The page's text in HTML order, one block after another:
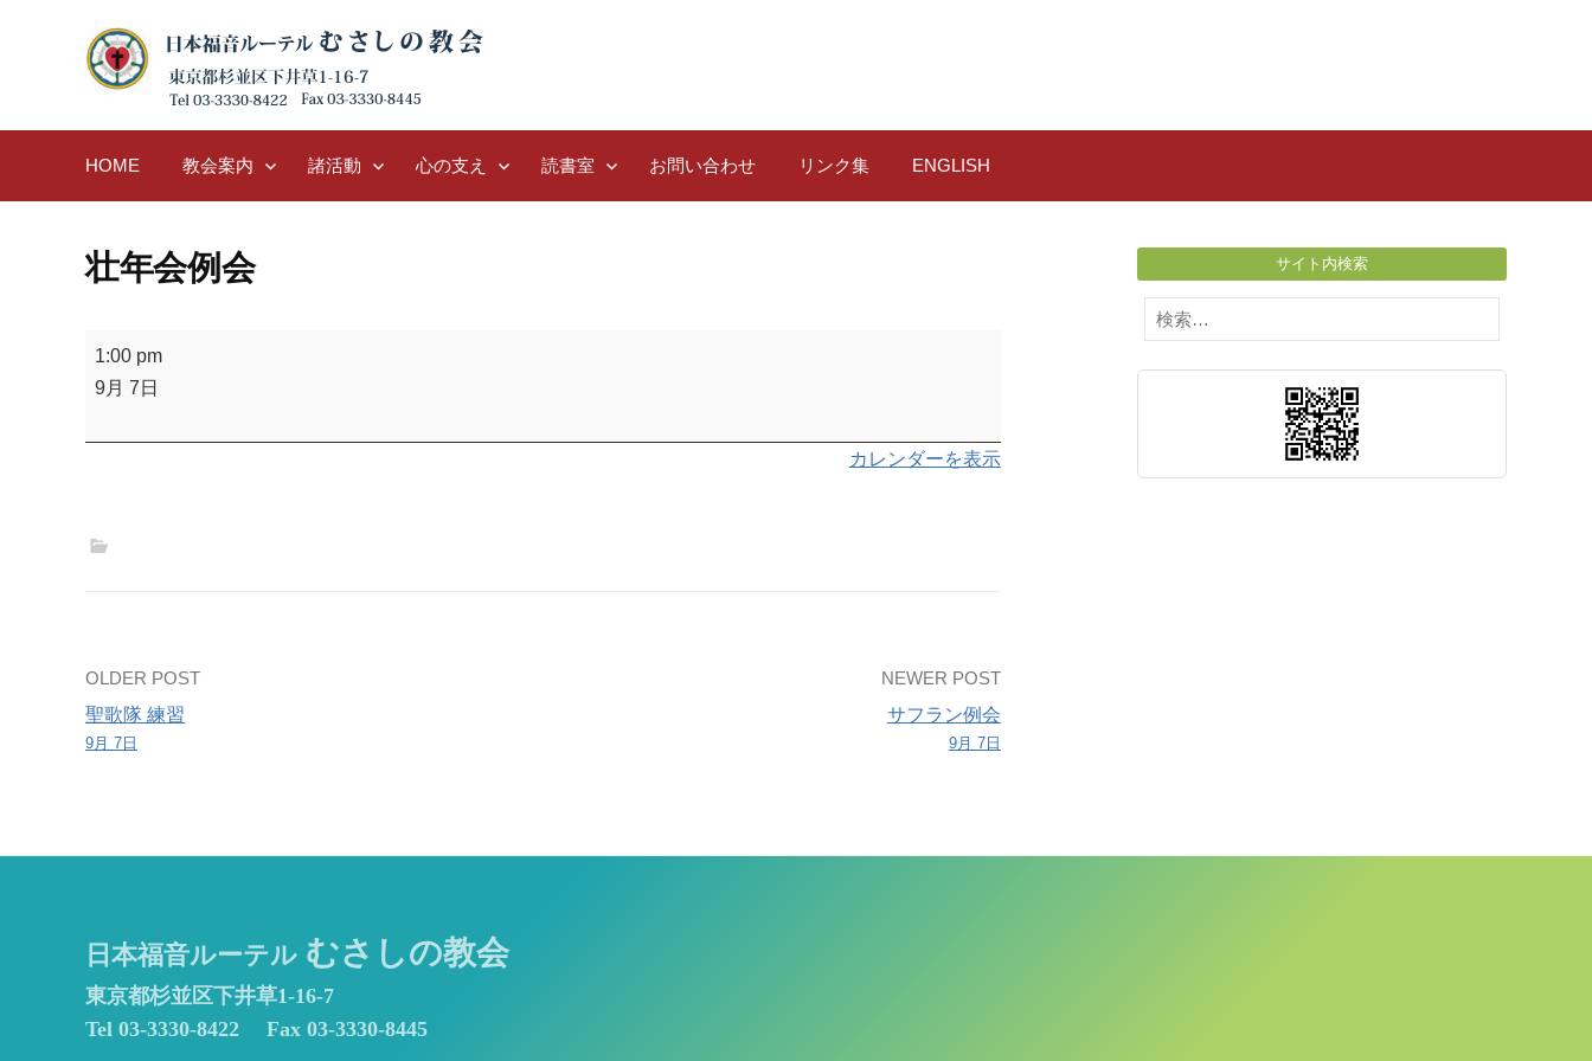
HOME 教会案内 諸活動 心の支え 読書室 お問い合わせ リンク集 ENGLISH
壮年会例会
壮
年
例
1:00 pm
9月 7日
カレンダーを表示
Post
navigation
OLDER POST
聖歌隊 練習
9月 7日
NEWER POST
サフラン例会
9月 7日
サイト内検索
検
索:
日本福音ルーテル むさしの教会
東京都杉並区下井草1-16-7
Tel 03-3330-8422
Fax 03-3330-8445